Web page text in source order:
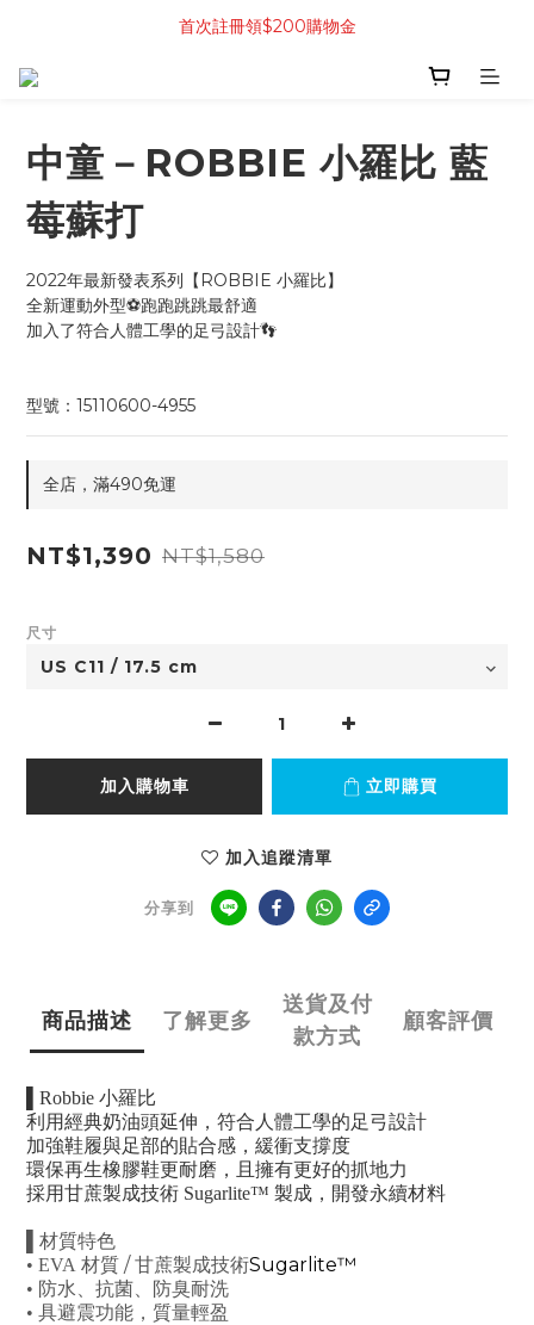
首次註冊領$200購物金
中童－ROBBIE 小羅比 藍
莓蘇打
2022年最新發表系列【ROBBIE 小羅比】
全新運動外型⚽跑跑跳跳最舒適
加入了符合人體工學的足弓設計👣
型號：15110600-4955
全店，滿490免運
NT$1,390 NT$1,580
尺寸
加入購物車 立即購買
加入追蹤清單
分享到
商品描述 了解更多
送貨及付
款方式
顧客評價
▌Robbie 小羅比
利用經典奶油頭延伸，符合人體工學的足弓設計
加強鞋履與足部的貼合感，緩衝支撐度
環保再生橡膠鞋更耐磨，且擁有更好的抓地力
採用甘蔗製成技術 Sugarlite™ 製成，開發永續材料
材質特色
• EVA 材質 / 甘蔗製成技術Sugarlite™
• 防水、抗菌、防臭耐洗
• 具避震功能，質量輕盈